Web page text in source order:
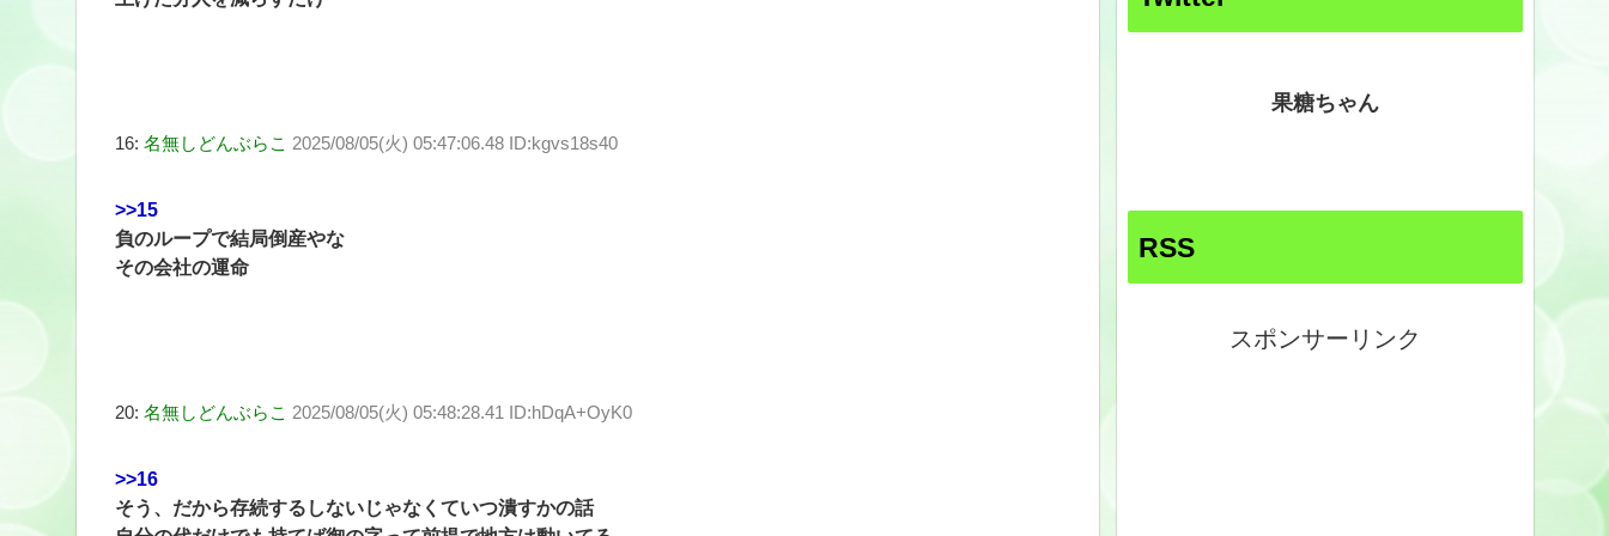
16: 名無しどんぶらこ 2025/08/05(火) 05:47:06.48 ID:kgvs18s40
>>15
負のループで結局倒産やな
その会社の運命
20: 名無しどんぶらこ 2025/08/05(火) 05:48:28.41 ID:hDqA+OyK0
>>16
そう、だから存続するしないじゃなくていつ潰すかの話
果糖ちゃん
RSS
スポンサーリンク